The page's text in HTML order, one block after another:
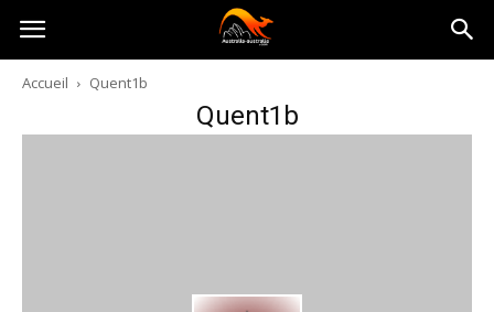
Australia-
australie.com
Accueil Quent1b
Quent1b